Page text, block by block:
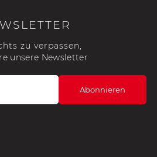
zu verpassen,
unsere Newsletter